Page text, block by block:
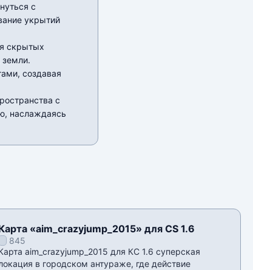
с
укрытий
скрытых
создавая
с
наслаждаясь
«aim_crazyjump_2015» для CS 1.6
845
aim_crazyjump_2015 для КС 1.6 суперская
в городском антураже, где действие